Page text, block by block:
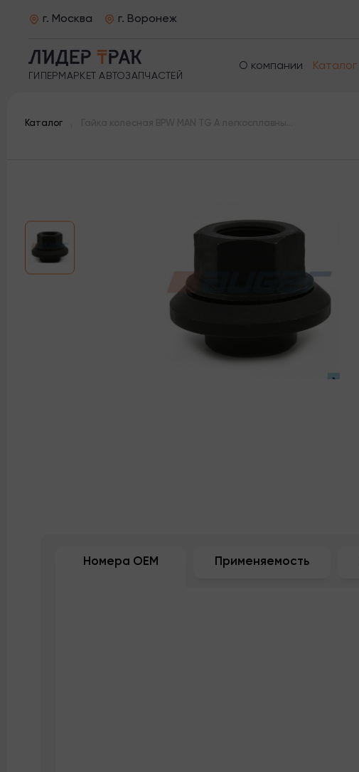
г. Москва г. Воронеж
ГИПЕРМАРКЕТ АВТОЗАПЧАСТЕЙ
О компании Каталог
Каталог
Номера OEM Применяемость